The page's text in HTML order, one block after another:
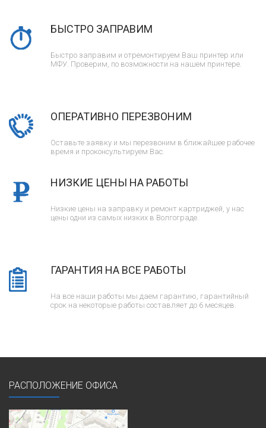
БЫСТРО ЗАПРАВИМ
Быстро заправим и отремонтируем Ваш принтер или
МФУ. Проверим, по возможности на нашем принтере.
ОПЕРАТИВНО ПЕРЕЗВОНИМ
Оставьте заявку и мы перезвоним в ближайшее рабочее
время и проконсультируем Вас.
НИЗКИЕ ЦЕНЫ НА РАБОТЫ
Низкие цены на заправку и ремонт картриджей, у нас
цены одни из самых низких в Волгограде.
ГАРАНТИЯ НА ВСЕ РАБОТЫ
На все наши работы мы даем гарантию, гарантийный
срок на некоторые работы составляет до 6 месяцев.
РАСПОЛОЖЕНИЕ ОФИСА